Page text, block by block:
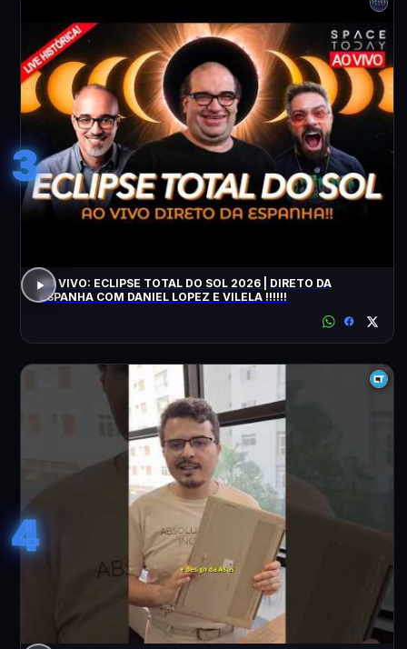
3
AO VIVO: ECLIPSE TOTAL DO SOL 2026 | DIRETO DA
ESPANHA COM DANIEL LOPEZ E VILELA !!!!!!
4